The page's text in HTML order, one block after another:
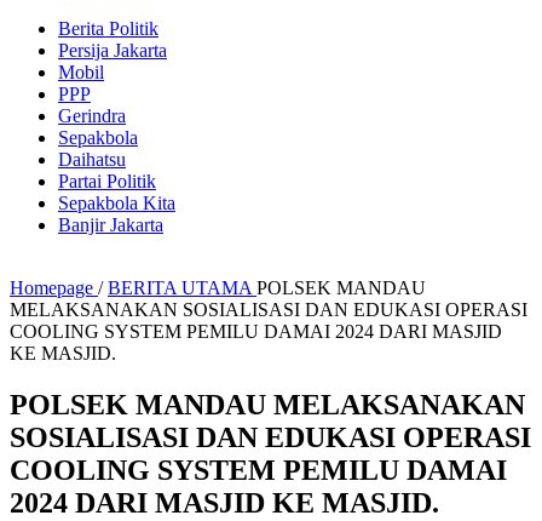
Berita Politik
Persija Jakarta
Mobil
PPP
Gerindra
Sepakbola
Daihatsu
Partai Politik
Sepakbola Kita
Banjir Jakarta
Homepage / BERITA UTAMA POLSEK MANDAU
MELAKSANAKAN SOSIALISASI DAN EDUKASI OPERASI
COOLING SYSTEM PEMILU DAMAI 2024 DARI MASJID
KE MASJID.
POLSEK MANDAU MELAKSANAKAN
SOSIALISASI DAN EDUKASI OPERASI
COOLING SYSTEM PEMILU DAMAI
2024 DARI MASJID KE MASJID.